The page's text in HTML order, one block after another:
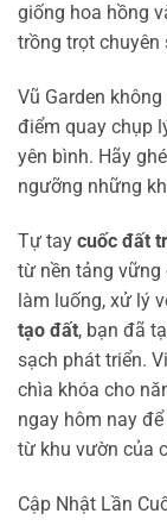
giống hoa hồng
trồng trọt chuyên
Vũ Garden
điểm quay chụp
yên bình. Hãy
ngưỡng những
Tự tay cuốc đất
từ nền tảng vững
làm luống, xử lý
tạo đất, bạn đã
sạch phát triển.
chìa khóa cho
ngay hôm nay
từ khu vườn của
Cập Nhật Lần